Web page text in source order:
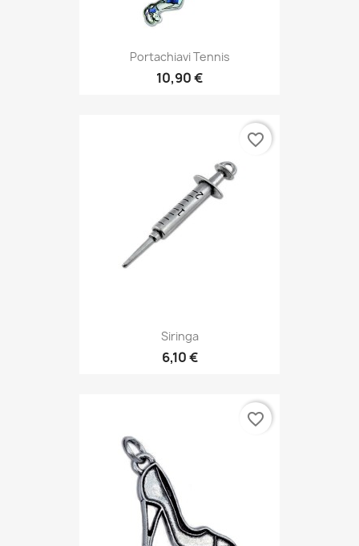
Portachiavi Tennis
10,90 €
Siringa
6,10 €
favorite_border
favorite_border